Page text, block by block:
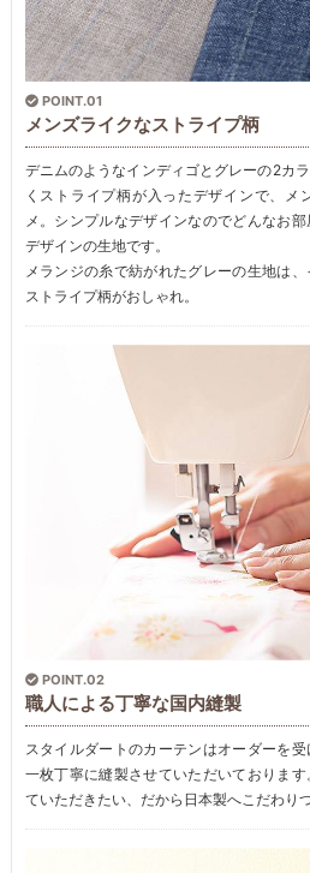
POINT.01
メンズライクなストライプ柄
デニムのようなインディゴとグレーの2カ
くストライプ柄が入ったデザインで、メ
メ。シンプルなデザインなのでどんなお
デザインの生地です。
メランジの糸で紡がれたグレーの生地は
ストライプ柄がおしゃれ。
POINT.02
職人による丁寧な国内縫製
スタイルダートのカーテンはオーダーを
一枚丁寧に縫製させていただいておりま
ていただきたい、だから日本製へこだわり